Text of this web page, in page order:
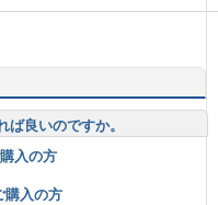
良いのですか。
入の方
購入の方